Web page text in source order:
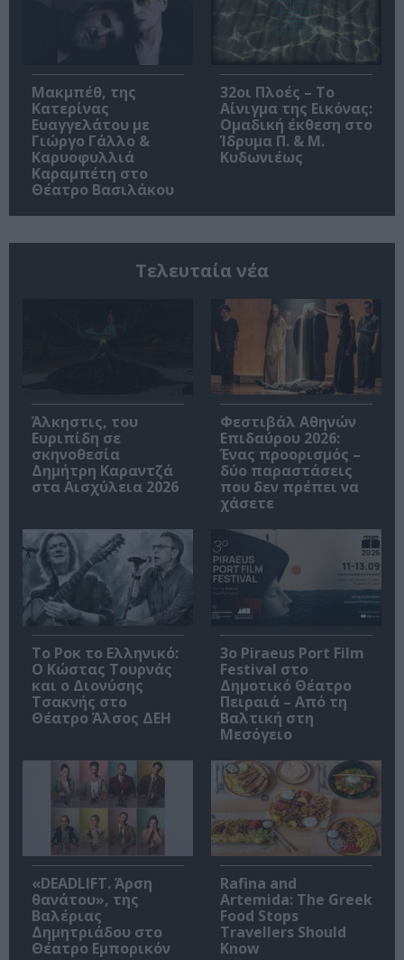
Μακμπέθ, της
Κατερίνας
Ευαγγελάτου με
Γιώργο Γάλλο &
Καρυοφυλλιά
Καραμπέτη στο
Θέατρο Βασιλάκου
32οι Πλοές – Το
Αίνιγμα της Εικόνας:
Ομαδική έκθεση στο
Ίδρυμα Π. & Μ.
Κυδωνιέως
Τελευταία νέα
Άλκηστις, του
Ευριπίδη σε
σκηνοθεσία
Δημήτρη Καραντζά
στα Αισχύλεια 2026
Φεστιβάλ Αθηνών
Επιδαύρου 2026:
Ένας προορισμός –
δύο παραστάσεις
που δεν πρέπει να
χάσετε
Το Ροκ το Ελληνικό:
Ο Κώστας Τουρνάς
και ο Διονύσης
Τσακνής στο
Θέατρο Άλσος ΔΕΗ
3o Piraeus Port Film
Festival στο
Δημοτικό Θέατρο
Πειραιά – Από τη
Βαλτική στη
Μεσόγειο
«DEADLIFT. Άρση
θανάτου», της
Βαλέριας
Δημητριάδου στο
Θέατρο Εμπορικόν
Rafina and
Artemida: The Greek
Food Stops
Travellers Should
Know